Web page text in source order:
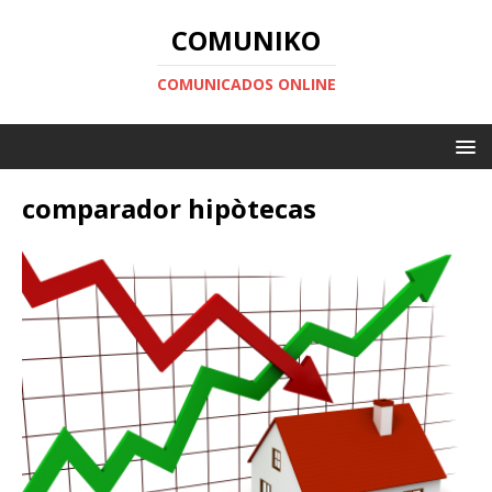
COMUNIKO
COMUNICADOS ONLINE
comparador hipòtecas